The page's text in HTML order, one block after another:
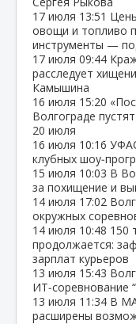
17 июля 13:51
овощи и топливо
инструменты —
17 июля 09:44
расследует
Камышина
16 июля 15:20
Волгограде
20 июля
16 июля 10:16
клубных
15 июля 10:03 В
за похищение и
14 июля 17:02
окружных
14 июля 10:48 150
продолжается:
зарплат курьеров
13 июля 15:43
ИТ‑соревнование
13 июля 11:34 В
расширены